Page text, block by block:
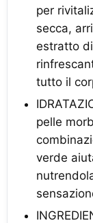
per
secca,
estratto
tutto il
pelle
verde